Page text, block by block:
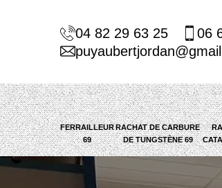
04 82 29 63 25
06
FERRAILLEUR
69
RACHAT DE CARBURE
DE TUNGSTÈNE 69